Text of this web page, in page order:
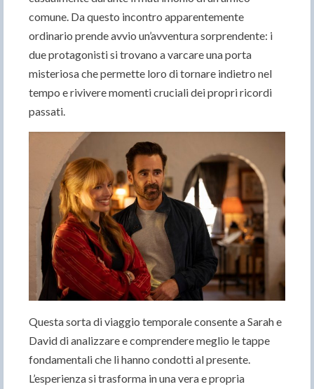
comune. Da questo incontro apparentemente
ordinario prende avvio un’avventura sorprendente: i
due protagonisti si trovano a varcare una porta
misteriosa che permette loro di tornare indietro nel
tempo e rivivere momenti cruciali dei propri ricordi
passati.
Questa sorta di viaggio temporale consente a Sarah e
David di analizzare e comprendere meglio le tappe
fondamentali che li hanno condotti al presente.
L’esperienza si trasforma in una vera e propria